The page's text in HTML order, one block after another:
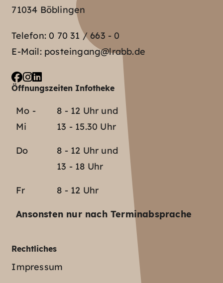
71034 Böblingen
Telefon:0 70 31 / 663 - 0
E-Mail: posteingang@lrabb.de
Öffnungszeiten Infotheke
Mo -
Mi
8 - 12 Uhr und
13 - 15.30 Uhr
Do
8 - 12 Uhr und
13 - 18 Uhr
Fr 8 - 12 Uhr
Ansonsten nur nach Terminabsprache
Rechtliches
Impressum